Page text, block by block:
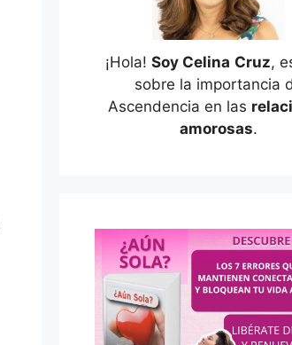
¡Hola! Soy Celina Cruz,
sobre la importancia
Ascendencia en las
amorosas.